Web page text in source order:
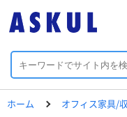
ホーム オフィス家具/